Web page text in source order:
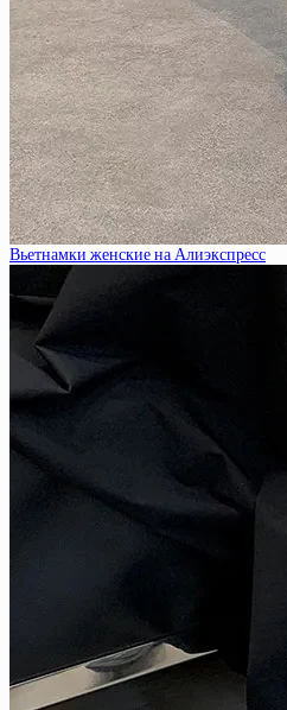
Вьетнамки женские на Алиэкспресс